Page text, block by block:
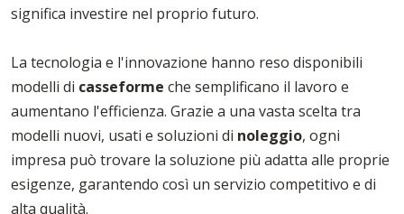
significa investire nel proprio futuro.
La tecnologia e l'innovazione hanno reso disponibili
modelli di casseforme che semplificano il lavoro e
aumentano l'efficienza. Grazie a una vasta scelta tra
modelli nuovi, usati e soluzioni di noleggio, ogni
impresa può trovare la soluzione più adatta alle proprie
esigenze, garantendo così un servizio competitivo e di
alta qualità.